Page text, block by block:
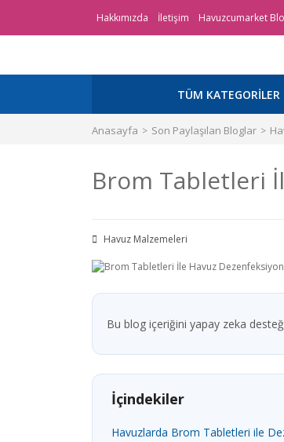
Hakkımızda İletişim Havuzcumarket
TÜM KATEGORİLER
Anasayfa Son Paylaşılan Bloglar
Brom Tabletleri
Havuz Malzemeleri
Bu blog içeriğini yapay zeka
İçindekiler
Havuzlarda Brom Tabletleri ile